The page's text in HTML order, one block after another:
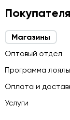
Магазины
Оптовый отдел
Программа
Оплата и
Услуги